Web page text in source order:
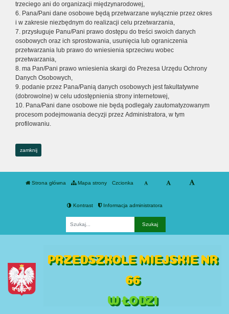
trzeciego ani do organizacji międzynarodowej,
6. Pana/Pani dane osobowe będą przetwarzane wyłącznie przez okres
i w zakresie niezbędnym do realizacji celu przetwarzania,
7. przysługuje Panu/Pani prawo dostępu do treści swoich danych
osobowych oraz ich sprostowania, usunięcia lub ograniczenia
przetwarzania lub prawo do wniesienia sprzeciwu wobec
przetwarzania,
8. ma Pan/Pani prawo wniesienia skargi do Prezesa Urzędu Ochrony
Danych Osobowych,
9. podanie przez Pana/Panią danych osobowych jest fakultatywne
(dobrowolne) w celu udostępnienia strony internetowej,
10. Pana/Pani dane osobowe nie będą podlegały zautomatyzowanym
procesom podejmowania decyzji przez Administratora, w tym
profilowaniu.
zamknij
Strona główna Mapa strony Czcionka
Kontrast Informacja administratora
PRZEDSZKOLE MIEJSKIE NR
66
W ŁODZI